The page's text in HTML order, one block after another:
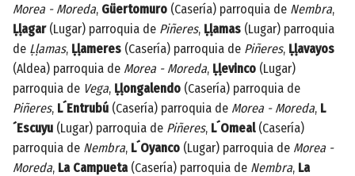
Morea - Moreda, Güertomuro (Casería) parroquia de Nembra,
Ḷḷagar(Lugar) parroquia de Piñeres, Ḷḷamas (Lugar) parroquia
de Ḷḷamas, Ḷḷameres (Casería) parroquia de Piñeres, Ḷḷavayos
(Aldea) parroquia de Morea - Moreda, Ḷḷevinco (Lugar)
parroquia de Vega, Ḷḷongalendo (Casería) parroquia de
Piñeres, L´Entrubú (Casería) parroquia de Morea - Moreda, L
´Escuyu (Lugar) parroquia de Piñeres, L´Omeal(Casería)
parroquia de Nembra, L´Oyanco (Lugar) parroquia de Morea -
Moreda, La Campueta(Casería) parroquia de Nembra, La